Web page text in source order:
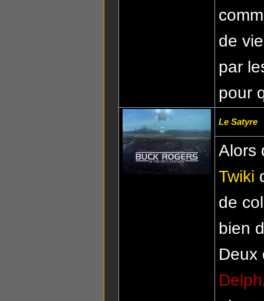
de
par
pour
Le Satyre
Alors
Twiki
de
bien
Deux
Delph